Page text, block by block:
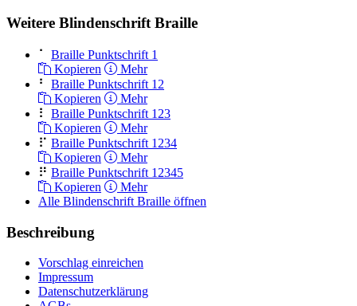
Weitere Blindenschrift Braille
⠁
Braille Punktschrift 1
Kopieren
Mehr
⠃
Braille Punktschrift 12
Kopieren
Mehr
⠇
Braille Punktschrift 123
Kopieren
Mehr
⠏ Braille Punktschrift 1234
Kopieren
Mehr
⠟ Braille Punktschrift 12345
Kopieren
Mehr
Alle Blindenschrift Braille öffnen
Beschreibung
Vorschlag einreichen
Impressum
Datenschutzerklärung